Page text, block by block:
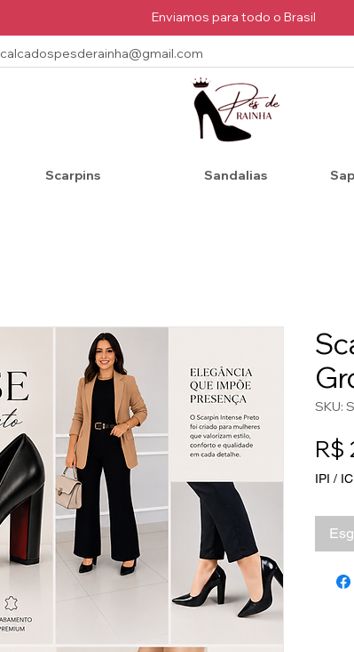
Enviamos para todo o Brasil
calcadospesderainha@gmail.com
Scarpins Sandalias
SKU:
R$
IPI /